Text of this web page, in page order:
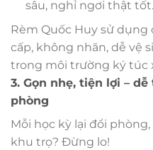
sâu, nghỉ ngơi thật tốt.
Rèm Quốc Huy sử dụng
cấp, không nhăn, dễ vệ
trong môi trường ký túc
3. Gọn nhẹ, tiện lợi –
phòng
Mỗi học kỳ lại đổi
khu trọ? Đừng lo!